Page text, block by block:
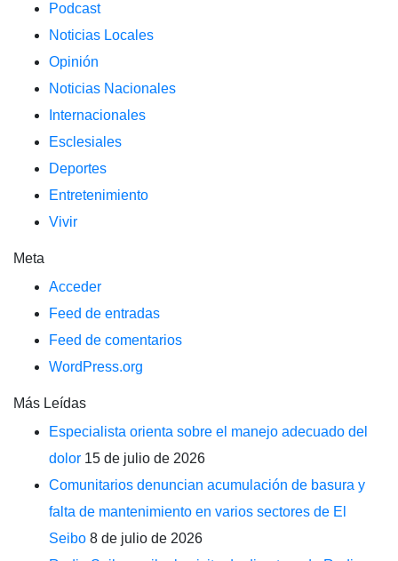
Podcast
Noticias Locales
Opinión
Noticias Nacionales
Internacionales
Esclesiales
Deportes
Entretenimiento
Vivir
Meta
Acceder
Feed de entradas
Feed de comentarios
WordPress.org
Más Leídas
Especialista orienta sobre el manejo adecuado del
dolor 15 de julio de 2026
Comunitarios denuncian acumulación de basura y
falta de mantenimiento en varios sectores de El
Seibo 8 de julio de 2026